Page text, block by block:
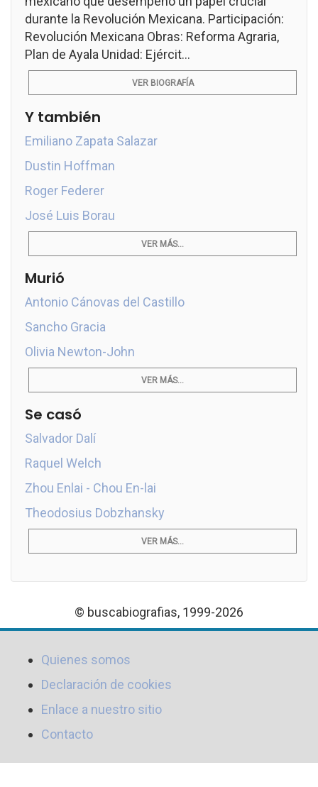
durante la Revolución Mexicana. Participación:
Revolución Mexicana Obras: Reforma Agraria,
Plan de Ayala Unidad: Ejércit...
VER BIOGRAFÍA
Y también
Emiliano Zapata Salazar
Dustin Hoffman
Roger Federer
José Luis Borau
VER MÁS...
Murió
Antonio Cánovas del Castillo
Sancho Gracia
Olivia Newton-John
VER MÁS...
Se casó
Salvador Dalí
Raquel Welch
Zhou Enlai - Chou En-lai
Theodosius Dobzhansky
VER MÁS...
© buscabiografias, 1999-2026
Quienes somos
Declaración de cookies
Enlace a nuestro sitio
Contacto